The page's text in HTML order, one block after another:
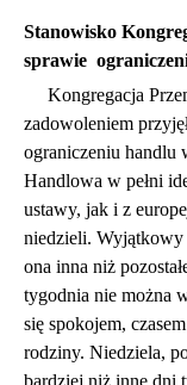
Stanowisko
sprawie
Kongregacja
zadowoleniem
ograniczeniu handlu
Handlowa w pełni
ustawy, jak i z
niedzieli. Wyjątkowy
ona inna niż
tygodnia nie można
się spokojem,
rodziny. Niedziela,
bardziej niż inne dni